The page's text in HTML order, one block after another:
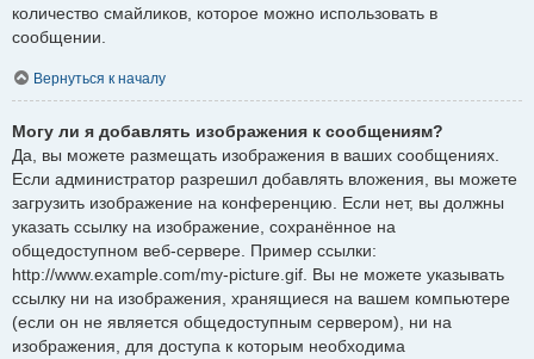
количество смайликов, которое можно использовать в
сообщении.
Вернуться к началу
Могу ли я добавлять изображения к сообщениям?
Да, вы можете размещать изображения в ваших сообщениях.
Если администратор разрешил добавлять вложения, вы можете
загрузить изображение на конференцию. Если нет, вы должны
указать ссылку на изображение, сохранённое на
общедоступном веб-сервере. Пример ссылки:
http://www.example.com/my-picture.gif. Вы не можете указывать
ссылку ни на изображения, хранящиеся на вашем компьютере
(если он не является общедоступным сервером), ни на
изображения, для доступа к которым необходима